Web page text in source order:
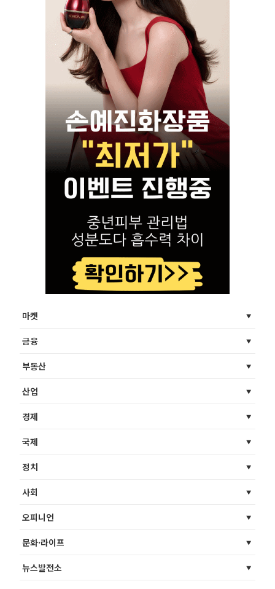
마켓
금융
부동산
산업
경제
국제
정치
사회
오피니언
문화·라이프
뉴스발전소